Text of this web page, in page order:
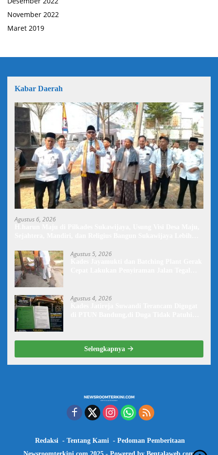
November 2022
Maret 2019
Kabar Daerah
Agustus 6, 2026
Agustus 5, 2026
Agustus 4, 2026
Selengkapnya
Redaksi Tentang Kami
Pedoman Pemberitaan